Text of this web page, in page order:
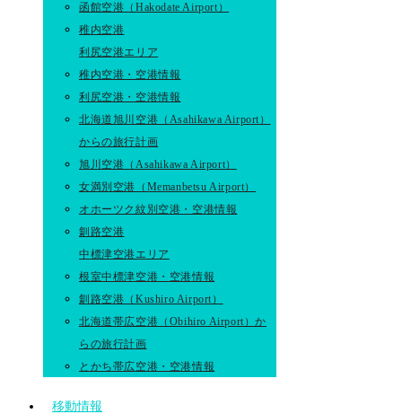
函館空港（Hakodate Airport）
稚内空港
利尻空港エリア
稚内空港・空港情報
利尻空港・空港情報
北海道旭川空港（Asahikawa Airport）
からの旅行計画
旭川空港（Asahikawa Airport）
女満別空港（Memanbetsu Airport）
オホーツク紋別空港・空港情報
釧路空港
中標津空港エリア
根室中標津空港・空港情報
釧路空港（Kushiro Airport）
北海道帯広空港（Obihiro Airport）か
らの旅行計画
とかち帯広空港・空港情報
移動情報